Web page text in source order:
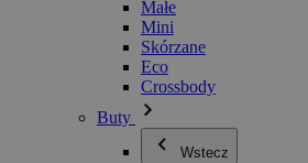
Małe
Mini
Skórzane
Eco
Crossbody
Buty
Wstecz